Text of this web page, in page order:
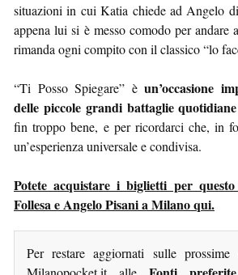
situazioni in cui Katia chiede ad Angelo
appena lui si è messo comodo per andare
rimanda ogni compito con il classico “lo
“Ti Posso Spiegare” èun’occasione
delle piccole grandi battaglie quotidiane
fin troppo bene, e per ricordarci che, in
un’esperienza universale e condivisa.
Potete acquistare i biglietti per
Follesa e Angelo Pisani a Milano qui.
Per restare aggiornati sulle prossime